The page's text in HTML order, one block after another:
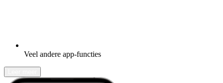
Veel andere app-functies